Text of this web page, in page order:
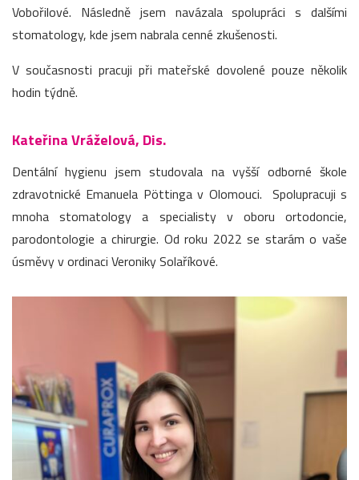
Vobořilové. Následně jsem navázala spolupráci s dalšími
stomatology, kde jsem nabrala cenné zkušenosti.
V současnosti pracuji při mateřské dovolené pouze několik
hodin týdně.
Kateřina Vráželová, Dis.
Dentální hygienu jsem studovala na vyšší odborné škole
zdravotnické Emanuela Pöttinga v Olomouci. Spolupracuji s
mnoha stomatology a specialisty v oboru ortodoncie,
parodontologie a chirurgie. Od roku 2022 se starám o vaše
úsměvy v ordinaci Veroniky Solaříkové.